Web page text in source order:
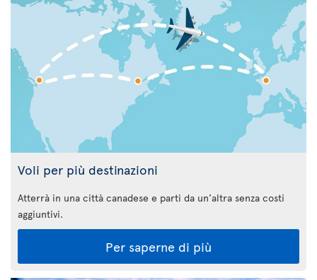
Voli per più destinazioni
Atterrà in una città canadese e parti da un'altra senza costi
aggiuntivi.
Per saperne di più